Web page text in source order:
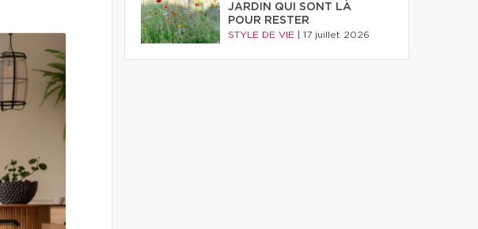
JARDIN QUI SONT LÀ
POUR RESTER
STYLE DE VIE 17 juillet 2026